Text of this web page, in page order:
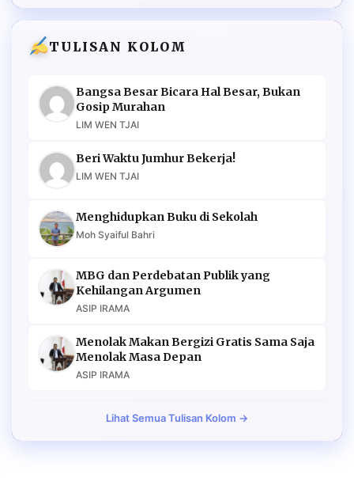
TULISAN KOLOM
Bangsa Besar Bicara Hal Besar, Bukan
Gosip Murahan
LIM WEN TJAI
Beri Waktu Jumhur Bekerja!
LIM WEN TJAI
Menghidupkan Buku di Sekolah
Moh Syaiful Bahri
MBG dan Perdebatan Publik yang
Kehilangan Argumen
ASIP IRAMA
Menolak Makan Bergizi Gratis Sama Saja
Menolak Masa Depan
ASIP IRAMA
Lihat Semua Tulisan Kolom →